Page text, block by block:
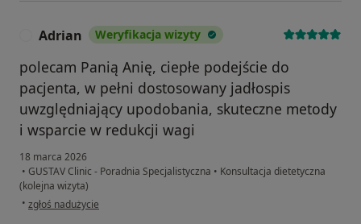
Adrian Weryfikacja wizyty
polecam Panią Anię, ciepłe podejście do
pacjenta, w pełni dostosowany jadłospis
uwzględniający upodobania, skuteczne metody
i wsparcie w redukcji wagi
18 marca 2026
• GUSTAV Clinic - Poradnia Specjalistyczna • Konsultacja dietetyczna
(kolejna wizyta)
• w opinii użytkownika Adrian
zgłoś nadużycie